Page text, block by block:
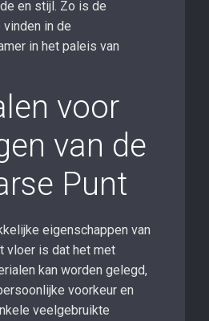
en stijl. Zo is de
vinden in de
in het paleis van
voor
van de
Punt
eigenschappen van
vloer is dat het met
kan worden gelegd,
voorkeur en
veelgebruikte